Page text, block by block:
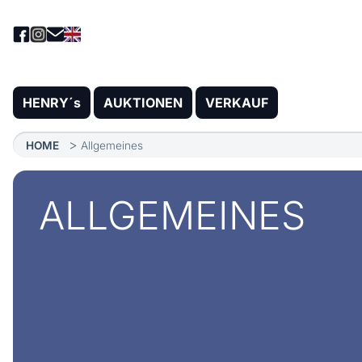
HENRY´s AUKTIONEN VERKAUF
HOME Allgemeines
ALLGEMEINES